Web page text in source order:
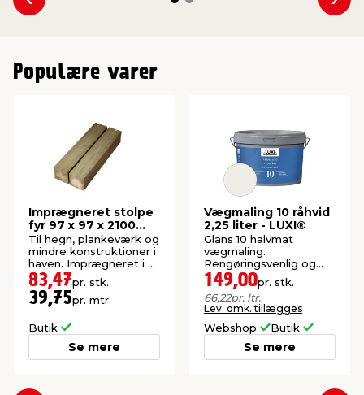
Se forrige Se
Populære varer
Imprægneret stolpe
fyr 97 x 97 x 2100
mm
Til hegn, plankeværk og
mindre konstruktioner i
haven. Imprægneret i kl.
NTR A.
83,47pr. stk.
39,75pr. mtr.
Butik
Se mere
Vægmaling 10 råhvid
2,25 liter - LUXI®
Glans 10 halvmat
vægmaling.
Rengøringsvenlig og
robust. Ideel til
gange/børneværelser.
149,00pr. stk.
66,22pr. ltr.
Lev. omk. tillægges
Webshop Butik
Se mere